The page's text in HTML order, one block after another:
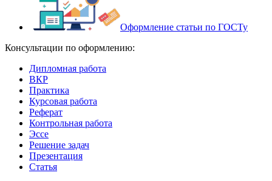
Оформление статьи по ГОСТу
Консультации по оформлению:
Дипломная работа
ВКР
Практика
Курсовая работа
Реферат
Контрольная работа
Эссе
Решение задач
Презентация
Статья